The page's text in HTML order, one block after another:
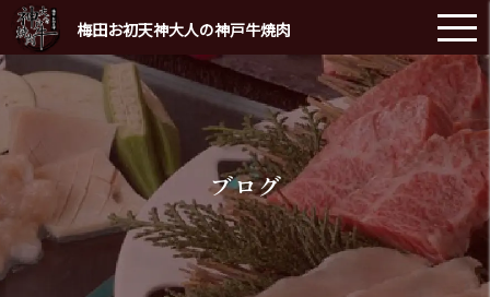
梅田お初天神大人の神戸牛焼肉
ブログ